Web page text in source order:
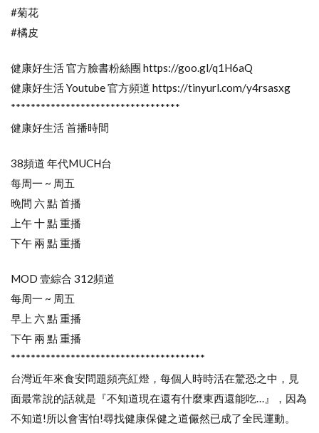
#菊花
#橘皮
健康好生活 官方臉書粉絲團 https://goo.gl/q1H6aQ
健康好生活 Youtube 官方頻道 https://tinyurl.com/y4rsasxg
**********************************
健康好生活 首播時間
38頻道 年代MUCH台
每周一 ~ 周五
晚間 六 點 首播
上午 十 點 重播
下午 兩 點 重播
MOD 壹綜合 312頻道
每周一 ~ 周五
早上 六 點 重播
下午 兩 點 重播
***************************************
台灣近年來食安問題頻亮紅燈，每個人時時活在驚恐之中，見
面最常說的話就是『不知道現在還有什麼東西還能吃…』，因為
不知道!所以會害怕!尋找健康保健之道儼然已成了全民運動。